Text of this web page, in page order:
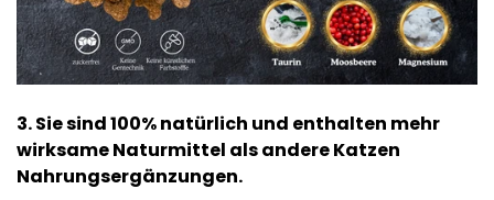
3. Sie sind 100% natürlich und enthalten mehr
wirksame Naturmittel als andere Katzen
Nahrungsergänzungen.